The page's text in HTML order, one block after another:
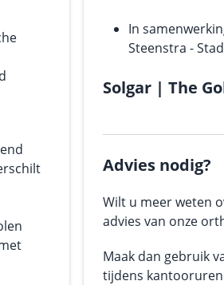
In
Steenstra -
Solgar | The
Advies nodig?
Wilt u meer weten
advies van onze
Maak dan gebruik
tijdens kantooruren